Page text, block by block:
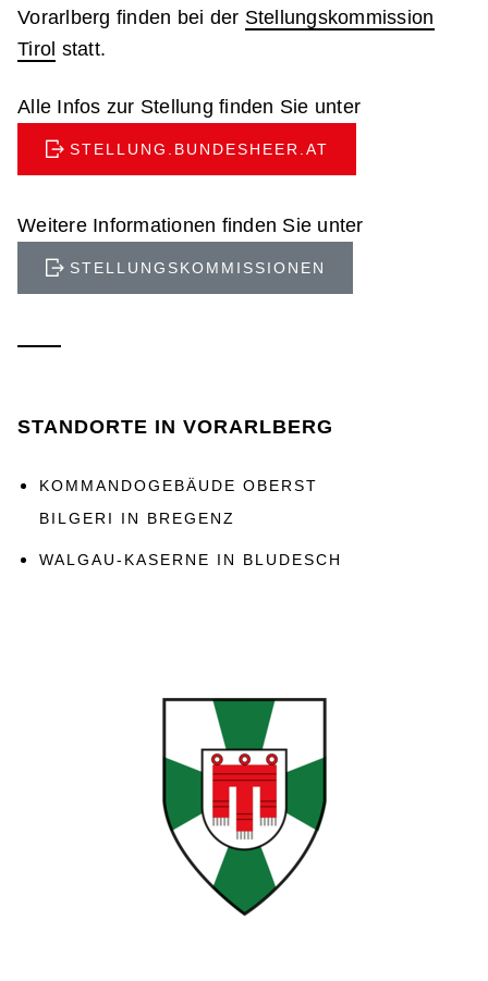
Vorarlberg finden bei der Stellungskommission
Tirol statt.
Alle Infos zur Stellung finden Sie unter
STELLUNG.BUNDESHEER.AT
Weitere Informationen finden Sie unter
STELLUNGSKOMMISSIONEN
STANDORTE IN VORARLBERG
KOMMANDOGEBÄUDE OBERST
BILGERI IN BREGENZ
WALGAU-KASERNE IN BLUDESCH